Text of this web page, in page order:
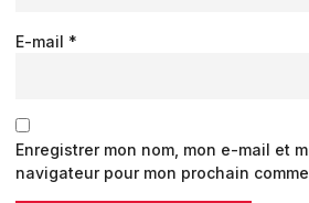
E-mail *
Enregistrer mon nom, mon e-mail et
navigateur pour mon prochain